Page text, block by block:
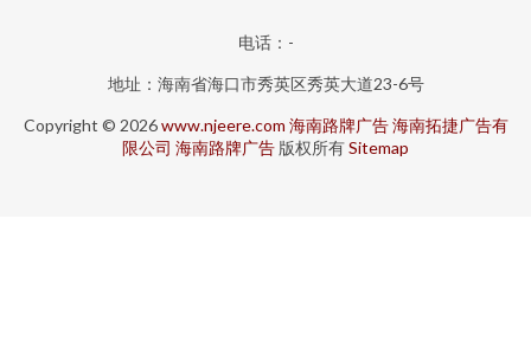
电话：-
地址：海南省海口市秀英区秀英大道23-6号
Copyright © 2026www.njeere.com 海南路牌广告 海南拓捷广告有
限公司 海南路牌广告 版权所有Sitemap